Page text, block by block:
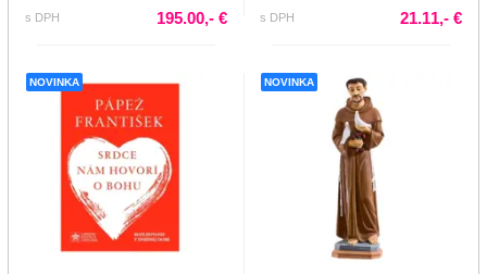
s DPH 195.00,- €
s DPH
21.11,- €
NOVINKA NOVINKA